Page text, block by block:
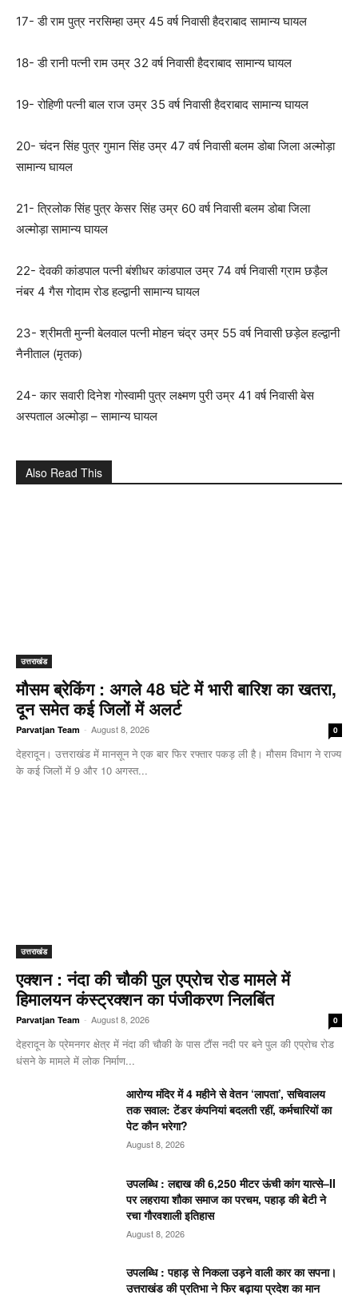
17- डी राम पुत्र नरसिम्हा उम्र 45 वर्ष निवासी हैदराबाद सामान्य घायल
18- डी रानी पत्नी राम उम्र 32 वर्ष निवासी हैदराबाद सामान्य घायल
19- रोहिणी पत्नी बाल राज उम्र 35 वर्ष निवासी हैदराबाद सामान्य घायल
20- चंदन सिंह पुत्र गुमान सिंह उम्र 47 वर्ष निवासी बलम डोबा जिला अल्मोड़ा
सामान्य घायल
21- त्रिलोक सिंह पुत्र केसर सिंह उम्र 60 वर्ष निवासी बलम डोबा जिला
अल्मोड़ा सामान्य घायल
22- देवकी कांडपाल पत्नी बंशीधर कांडपाल उम्र 74 वर्ष निवासी ग्राम छड़ैल
नंबर 4 गैस गोदाम रोड हल्द्वानी सामान्य घायल
23- श्रीमती मुन्नी बेलवाल पत्नी मोहन चंद्र उम्र 55 वर्ष निवासी छड़ेल हल्द्वानी
नैनीताल (मृतक)
24- कार सवारी दिनेश गोस्वामी पुत्र लक्ष्मण पुरी उम्र 41 वर्ष निवासी बेस
अस्पताल अल्मोड़ा – सामान्य घायल
Also Read This
उत्तराखंड
मौसम ब्रेकिंग : अगले 48 घंटे में भारी बारिश का खतरा,
दून समेत कई जिलों में अलर्ट
Parvatjan Team - August 8, 2026 0
देहरादून। उत्तराखंड में मानसून ने एक बार फिर रफ्तार पकड़ ली है। मौसम विभाग ने राज्य
के कई जिलों में 9 और 10 अगस्त...
उत्तराखंड
एक्शन : नंदा की चौकी पुल एप्रोच रोड मामले में
हिमालयन कंस्ट्रक्शन का पंजीकरण निलबिंत
Parvatjan Team - August 8, 2026 0
देहरादून के प्रेमनगर क्षेत्र में नंदा की चौकी के पास टौंस नदी पर बने पुल की एप्रोच रोड
धंसने के मामले में लोक निर्माण...
आरोग्य मंदिर में 4 महीने से वेतन ‘लापता’, सचिवालय
तक सवाल: टेंडर कंपनियां बदलती रहीं, कर्मचारियों का
पेट कौन भरेगा?
August 8, 2026
उपलब्धि : लद्दाख की 6,250 मीटर ऊंची कांग यात्से–II
पर लहराया शौका समाज का परचम, पहाड़ की बेटी ने
रचा गौरवशाली इतिहास
August 8, 2026
उपलब्धि : पहाड़ से निकला उड़ने वाली कार का सपना।
उत्तराखंड की प्रतिभा ने फिर बढ़ाया प्रदेश का मान